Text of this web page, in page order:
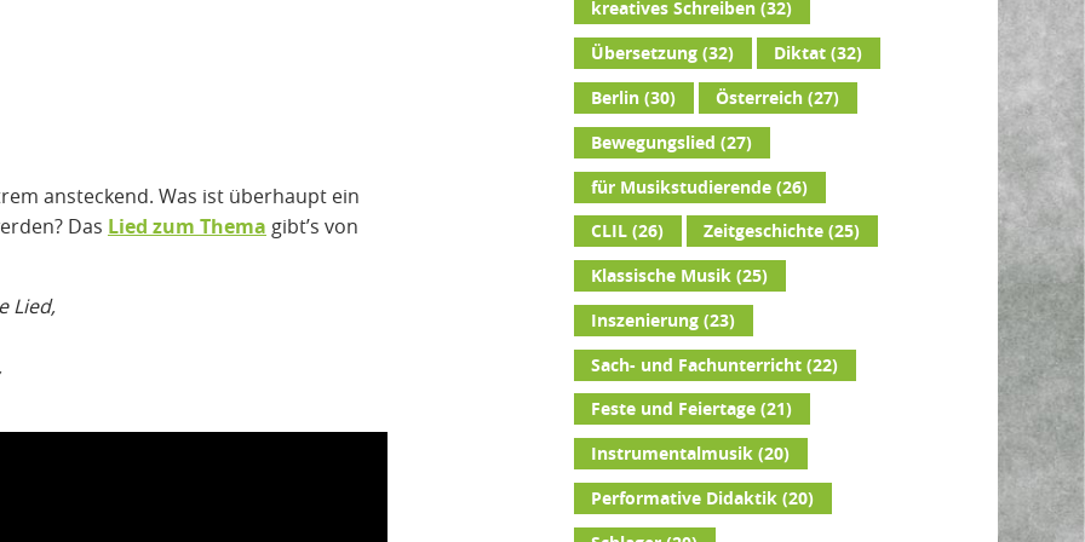
ansteckend. Was ist überhaupt ein
Das Lied zum Thema gibt’s von
Lied,
kreatives Schreiben (32)
Übersetzung (32) Diktat (32)
Berlin (30) Österreich (27)
Bewegungslied (27)
für Musikstudierende (26)
CLIL (26) Zeitgeschichte (25)
Klassische Musik (25)
Inszenierung (23)
Sach- und Fachunterricht (22)
Feste und Feiertage (21)
Instrumentalmusik (20)
Performative Didaktik (20)